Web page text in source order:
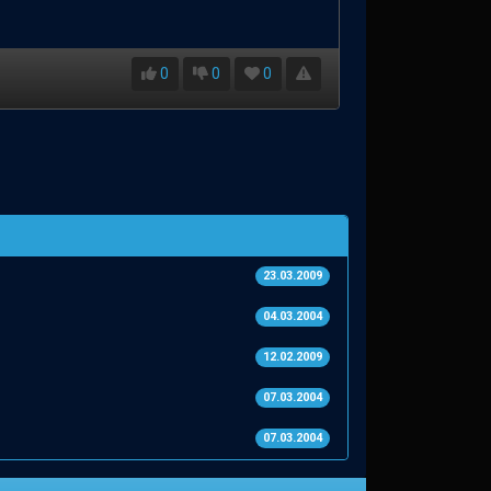
0 0 0
23.03.2009
04.03.2004
12.02.2009
07.03.2004
07.03.2004